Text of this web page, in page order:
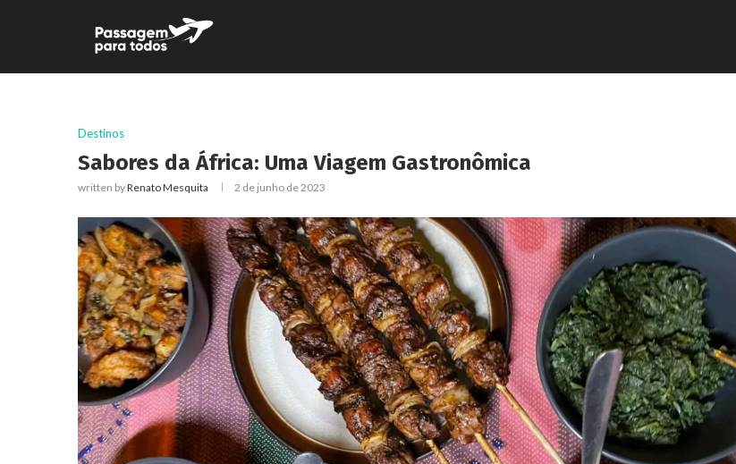
Destinos
Sabores da África: Uma Viagem Gastronômica
written byRenato Mesquita 2 de junho de 2023